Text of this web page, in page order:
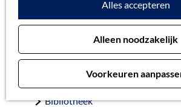
Alles accepteren
Alleen noodzakelijk
Voorkeuren
Collecties
Beeld en geluid
Bibliotheek
Archeologische
klooster
13 december 2019